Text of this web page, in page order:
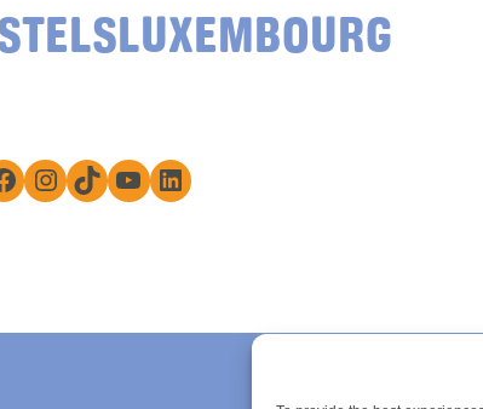
Instagram
TikTokYouTube
LinkedIn